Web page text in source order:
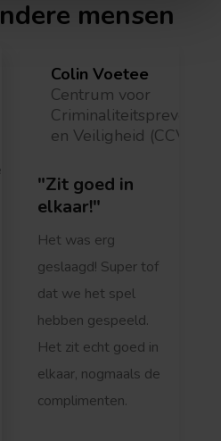
mensen
Colin Voetee
Centrum voor
Criminaliteitspreventie
en Veiligheid (CCV)
Zit goed in
elkaar!
Het was erg
geslaagd! Super tof
dat we het spel
hebben gespeeld.
Het zit echt goed in
elkaar, nogmaals de
complimenten.